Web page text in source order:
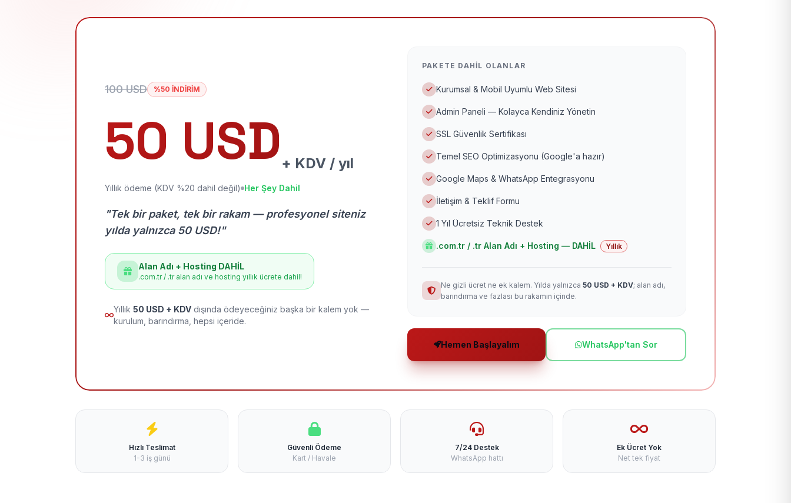
100 USD %50 İNDİRİM
50 USD + KDV / yıl
Yıllık ödeme (KDV %20 dahil değil) Her Şey Dahil
"Tek bir paket, tek bir rakam — profesyonel siteniz
yılda yalnızca 50 USD!"
Alan Adı + Hosting DAHİL
.com.tr / .tr alan adı ve hosting yıllık ücrete dahil!
Yıllık 50 USD + KDV dışında ödeyeceğiniz başka bir kalem yok —
kurulum, barındırma, hepsi içeride.
PAKETE DAHIL OLANLAR
Kurumsal & Mobil Uyumlu Web Sitesi
Admin Paneli — Kolayca Kendiniz Yönetin
SSL Güvenlik Sertifikası
Temel SEO Optimizasyonu (Google'a hazır)
Google Maps & WhatsApp Entegrasyonu
İletişim & Teklif Formu
1 Yıl Ücretsiz Teknik Destek
.com.tr / .tr Alan Adı + Hosting — DAHİL Yıllık
Ne gizli ücret ne ek kalem. Yılda yalnızca 50 USD + KDV; alan adı,
barındırma ve fazlası bu rakamın içinde.
Hemen Başlayalım WhatsApp'tan Sor
Hızlı Teslimat
1-3 iş günü
Güvenli Ödeme
Kart / Havale
7/24 Destek
WhatsApp hattı
Ek Ücret Yok
Net tek fiyat